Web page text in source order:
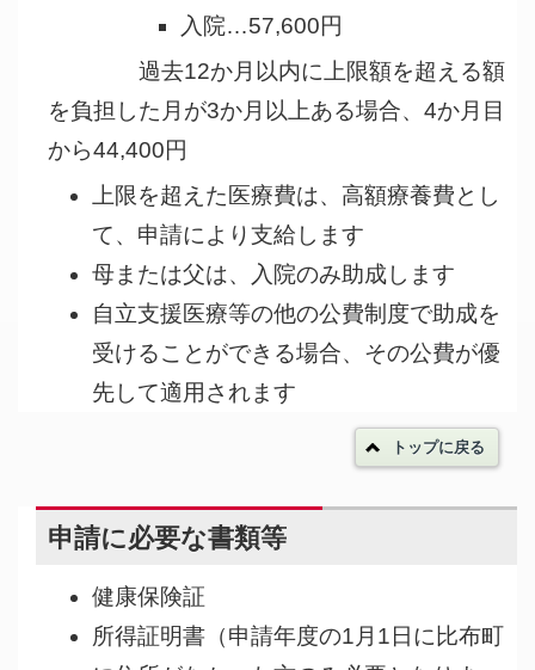
入院…57,600円
過去12か月以内に上限額を超える額
を負担した月が3か月以上ある場合、4か月目
から44,400円
上限を超えた医療費は、高額療養費とし
て、申請により支給します
母または父は、入院のみ助成します
自立支援医療等の他の公費制度で助成を
受けることができる場合、その公費が優
先して適用されます
トップに戻る
申請に必要な書類等
健康保険証
所得証明書（申請年度の1月1日に比布町